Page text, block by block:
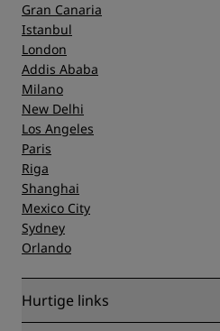
Gran Canaria
Istanbul
London
Addis Ababa
Milano
New Delhi
Los Angeles
Paris
Riga
Shanghai
Mexico City
Sydney
Orlando
Hurtige links